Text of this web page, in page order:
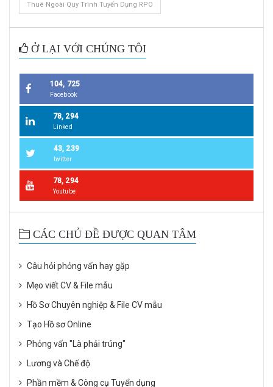
Thuê Ngoài Quy Trình Tuyển Dụng RPO
Ở LẠI VỚI CHÚNG TÔI
104, 725
Facebook
78, 294
Linked
43, 239
twitter
78, 294
Youtube
CÁC CHỦ ĐỀ ĐƯỢC QUAN TÂM
Câu hỏi phỏng vấn hay gặp
Mẹo viết CV & File mẫu
Hồ Sơ Chuyên nghiệp & File CV mẫu
Tạo Hồ sơ Online
Phỏng vấn "Là phải trúng"
Lương và Chế độ
Phần mềm & Công cụ Tuyển dụng